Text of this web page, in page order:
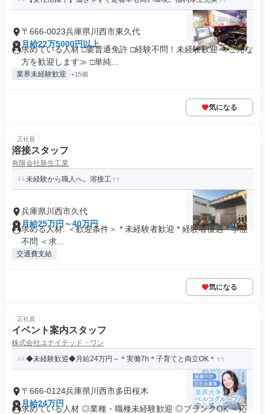
〒666-0023兵庫県川西市東久代
月給22万5000円以上
求めている人材 □要普通免許 □経験不問！未経験歓迎 ≪こんな
方を歓迎します≫ □単純...
業界未経験歓迎 +15個
気になる
正社員
溶接スタッフ
有限会社新生工業
未経験から職人へ。溶接工
兵庫県川西市久代
月給25万円～40万円
求める人材: ＜歓迎条件＞ * 未経験者歓迎 * 経験者優遇 * 学歴
不問 ＜求...
交通費支給
気になる
正社員
イベント案内スタッフ
株式会社ユナイテッド・ワン
◆未経験歓迎◆月給24万円～＊実働7h＊子育てと両立OK＊
〒666-0124兵庫県川西市多田桜木
月給24万円
求めている人材 ◎業種・職種未経験歓迎 ◎ブランクOK ＜応